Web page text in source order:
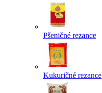
Pšeničné rezance
Kukuričné rezance